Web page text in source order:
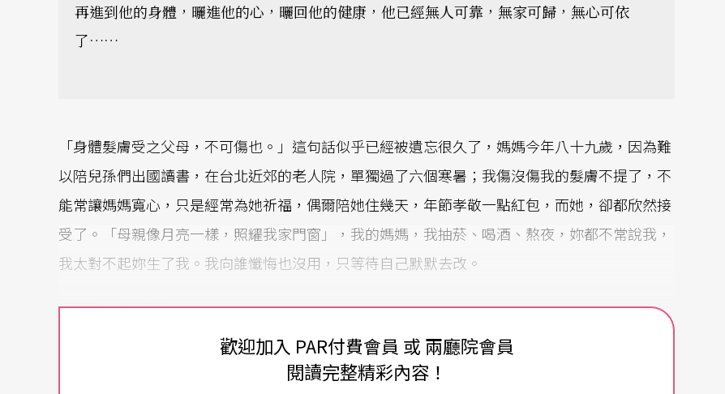
再進到他的身體，曬進他的心，曬回他的健康，他已經無人可靠，無家可歸，無心可依
了……
「身體髮膚受之父母，不可傷也。」這句話似乎已經被遺忘很久了，媽媽今年八十九歲，因為難
以陪兒孫們出國讀書，在台北近郊的老人院，單獨過了六個寒暑；我傷沒傷我的髮膚不提了，不
能常讓媽媽寬心，只是經常為她祈福，偶爾陪她住幾天，年節孝敬一點紅包，而她，卻都欣然接
受了。「母親像月亮一樣，照耀我家門窗」，我的媽媽，我抽菸、喝酒、熬夜，妳都不常說我，
我太對不起妳生了我。我向誰懺悔也沒用，只等待自己默默去改。
那男孩，就是陽光！
那一年，在海專還在念三年級，看到一個二年級的學生，才十八九歲，有著一個倒三角的胸部，
十足一塊運動員的料子，在游泳池裡，他像浪裡白條，在足球場上，也能見他風一般地得分，他
歡迎加入 PAR付費會員 或 兩廳院會員
閱讀完整精彩內容！